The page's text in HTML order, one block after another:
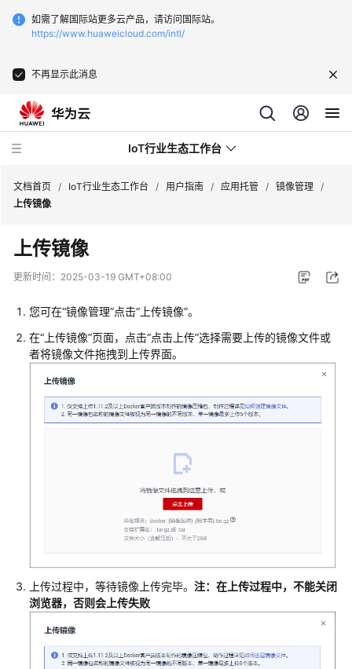
如需了解国际站更多云产品，请访问国际站。
https://www.huaweicloud.com/intl/
不再显示此消息
IoT行业生态工作台
最
新
动
品
介
应
用
托
管
像
文档首页 / IoT行业生态工作台 / 用户指南 / 应用托管 / 镜像管理 /
上传镜像
上传镜像
更新时间： 2025-03-19 GMT+08:00
您可在“镜像管理”点击“上传镜像”。
在“上传镜像”页面，点击“点击上传”选择需要上传的镜像文件或
者将镜像文件拖拽到上传界面。
上传过程中，等待镜像上传完毕。 注：在上传过程中，不能关闭
浏览器，否则会上传失败